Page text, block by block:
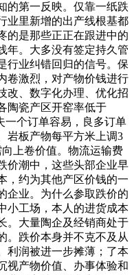
的第一反映。仅靠一纸跌
业里新增的出产线根基都
的是那些正正在跟进中的
年。大多没有签定持久管
行业纠错回归的信号。保
卷激烈，对产物价钱进行
改、数字化办理、优化招
陶瓷产区开窑率低于
一个订单容易，良多订单
岩板产物每平方米上调3
上卷价值。物流运输费
价潮中，这些头部企业早
，约为其他产区价钱的一
企业。为什么参取跌价的
小工场，本人的进货成本
。大量陶企及经销商处于
。跌价本身并不克不及从
利润被进一步摊薄；了本
视产物价值、办事体验和